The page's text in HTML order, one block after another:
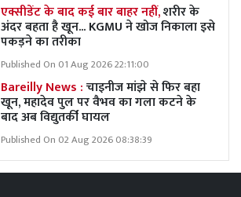
एक्सीडेंट के बाद कई बार बाहर नहीं,शरीर के
अंदर बहता है खून... KGMU ने खोज निकाला इसे
पकड़ने का तरीका
Published On 01 Aug 2026 22:11:00
Bareilly News :चाइनीज मांझे से फिर बहा
खून, महादेव पुल पर वैभव का गला कटने के
बाद अब विद्युतर्की घायल
Published On 02 Aug 2026 08:38:39